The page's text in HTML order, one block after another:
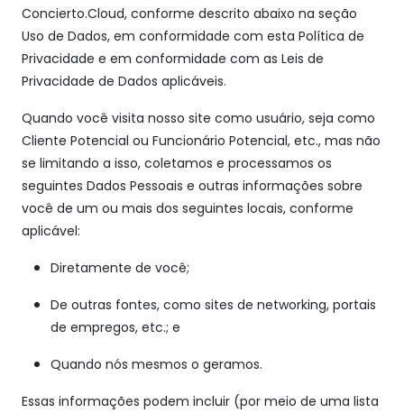
Concierto.Cloud, conforme descrito abaixo na seção
Uso de Dados, em conformidade com esta Política de
Privacidade e em conformidade com as Leis de
Privacidade de Dados aplicáveis.
Quando você visita nosso site como usuário, seja como
Cliente Potencial ou Funcionário Potencial, etc., mas não
se limitando a isso, coletamos e processamos os
seguintes Dados Pessoais e outras informações sobre
você de um ou mais dos seguintes locais, conforme
aplicável:
Diretamente de você;
De outras fontes, como sites de networking, portais
de empregos, etc.; e
Quando nós mesmos o geramos.
Essas informações podem incluir (por meio de uma lista